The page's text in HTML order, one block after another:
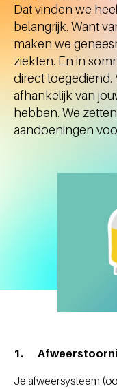
Dat vinden we
belangrijk. Want
maken we
ziekten. En in
direct toegediend.
afhankelijk van
hebben. We
aandoeningen
1.
Je afweersysteem